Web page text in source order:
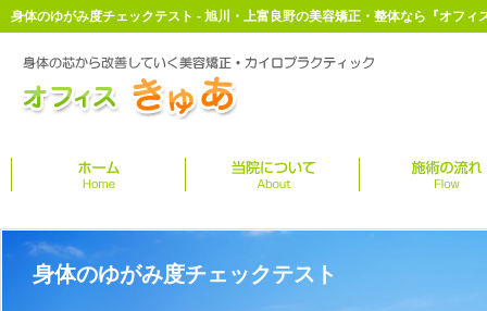
身体のゆがみ度チェックテスト - 旭川・上富良野の美容矯正・整体なら『オフィ
身体のゆがみ度チェックテスト